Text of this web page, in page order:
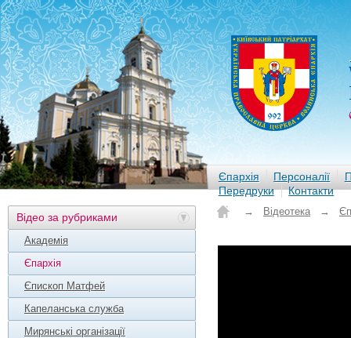
Єпархія Персоналії
Передруки
Контакти
Відео за рубриками
Академія
Єпархія
Єпископ Матфей
Капеланська служба
Мирянські організації
→ Відеотека →